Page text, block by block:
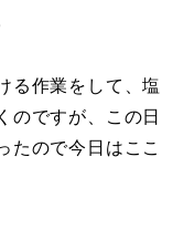
る作業をして、塩
のですが、この日
たので今日はここ